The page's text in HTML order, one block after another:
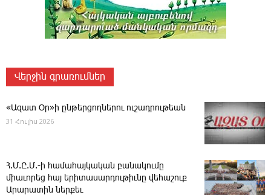
Վերջին գրառումներ
«Ազատ Օր»ի ընթերցողներու ուշադրութեան
31 Հուլիս 2026
Հ.Մ.Ը.Մ.-ի համահայկական բանակումը
միաւորեց հայ երիտասարդութիւնը վեհաշուք
Արարատին ներքեւ